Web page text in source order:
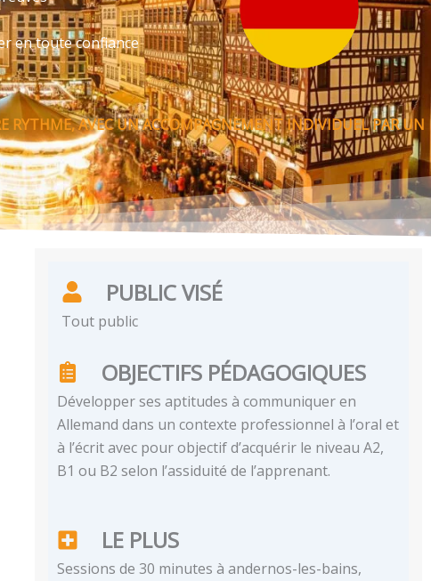
en toute confiance
RYTHME, AVEC UN ACCOMPAGNEMENT INDIVIDUEL PAR UN
PUBLIC VISÉ
Tout public
OBJECTIFS PÉDAGOGIQUES
Développer ses aptitudes à communiquer en
Allemand dans un contexte professionnel à l’oral et
à l’écrit avec pour objectif d’acquérir le niveau A2,
B1 ou B2 selon l’assiduité de l’apprenant.
LE PLUS
Sessions de 30 minutes à andernos-les-bains,